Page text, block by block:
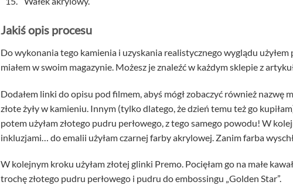
Jakiś opis procesu
Do wykonania tego kamienia i uzyskania realistycznego wyglądu
miałem w swoim magazynie. Możesz je znaleźć w każdym sklepie z
Dodałem linki do opisu pod filmem, abyś mógł zobaczyć również nazwę
złote żyły w kamieniu. Innym (tylko dlatego, że dzień temu też go
potem użyłam złotego pudru perłowego, z tego samego powodu! W
inkluzjami… do emalii użyłam czarnej farby akrylowej. Zanim farba
W kolejnym kroku użyłam złotej glinki Premo. Pocięłam go na małe
trochę złotego pudru perłowego i pudru do embossingu „Golden Star”.